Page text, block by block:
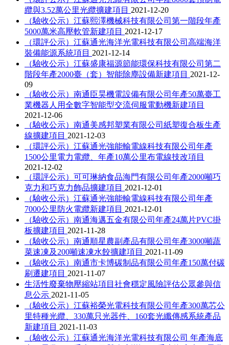
纜與3.52萬公里光纜擴建項目 2021-12-20
（驗收公示）江蘇熙澤機械科技有限公司第一階段年產
5000萬米高壓軟管新建項目 2021-12-17
（環評公示）江蘇通光海洋光電科技有限公司高端海洋
裝備能源系統項目 2021-12-14
（驗收公示）江蘇盛康福源節能環保科技有限公司第二
階段年產2000臺（套）智能除塵設備新建項目 2021-12-
09
（驗收公示）南通臣昊機電設備有限公司年產50萬臺工
業機器人用全數字智能型交流伺服電動機新建項目
2021-12-06
（驗收公示）南通美感邦塑業有限公司紙塑復合板生產
線擴建項目 2021-12-03
（環評公示）江蘇通光強能輸電線科技有限公司年產
1500公里電力電纜、年產10萬公里布電線技改項目
2021-12-02
（環評公示）可可琳納食品海門有限公司年產2000噸巧
克力和巧克力飾品擴建項目 2021-12-01
（驗收公示）江蘇通光強能輸電線科技有限公司年產
7000公里防火電纜新建項目 2021-12-01
（驗收公示）南通海邁五金有限公司年產24萬片PVC掛
板擴建項目 2021-11-28
（驗收公示）南通順星農副產品有限公司年產3000噸蔬
菜速凍及200噸速凍水餃擴建項目 2021-11-09
（驗收公示）南通市卡博碳制品有限公司年產150萬付碳
刷遷建項目 2021-11-07
生活性廢棄物壓縮站項目社會穩定風險評估公眾參與信
息公示 2021-11-05
（驗收公示）江蘇裕榮光電科技有限公司年產300萬芯公
里特種光纜、330萬只光器件、160套光纖傳感系統產品
新建項目 2021-11-03
（驗收公示）江蘇通光海洋光電科技有限公司 年產海底